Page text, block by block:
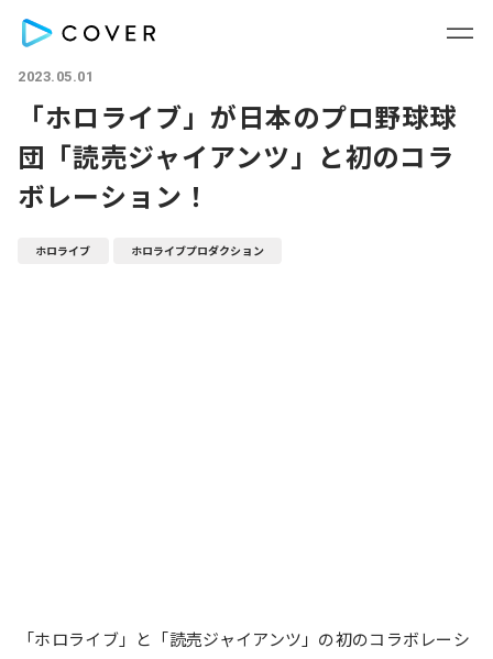
2023.05.01
「ホロライブ」が日本のプロ野球球
団「読売ジャイアンツ」と初のコラ
ボレーション！
ホロライブ ホロライブプロダクション
「ホロライブ」と「読売ジャイアンツ」の初のコラボレーシ